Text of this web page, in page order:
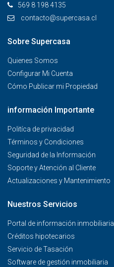
569 8 198 4135
contacto@supercasa.cl
Sobre Supercasa
Quienes Somos
Configurar Mi Cuenta
Cómo Publicar mi Propiedad
información Importante
Politíca de privacidad
Términos y Condiciones
Seguridad de la Información
Soporte y Atención al Cliente
Actualizaciones y Mantenimiento
Nuestros Servicios
Portal de información inmobiliaria
Créditos hipotecarios
Servicio de Tasación
Software de gestión inmobiliaria